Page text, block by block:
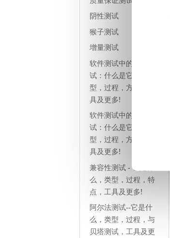
阴性测试
猴子测试
增量测试
软件测试中的浸泡测
试：什么是它，类
型，过程，方法，工
具及更多!
软件测试中的压力测
试：什么是它，类
型，过程，方法，工
具及更多!
兼容性测试 - 它是什
么，类型，过程，特
点，工具及更多!
阿尔法测试--它是什
么，类型，过程，与
贝塔测试，工具及更